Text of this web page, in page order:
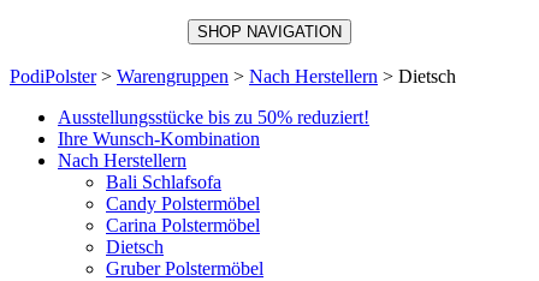
SHOP NAVIGATION
PodiPolster> Warengruppen > Nach Herstellern > Dietsch
Ausstellungsstücke bis zu 50% reduziert!
Ihre Wunsch-Kombination
Nach Herstellern
Bali Schlafsofa
Candy Polstermöbel
Carina Polstermöbel
Dietsch
Gruber Polstermöbel